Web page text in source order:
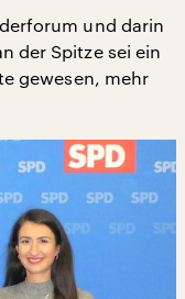
und darin
der Spitze sei ein
gewesen, mehr